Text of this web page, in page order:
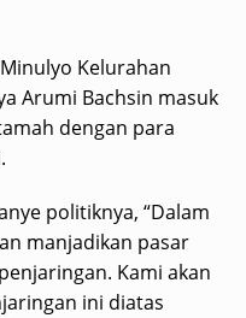
Kelurahan
Arumi Bachsin masuk
dengan para
politiknya, “Dalam
manjadikan pasar
Kami akan
ini diatas